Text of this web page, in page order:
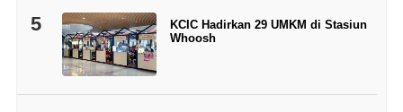
5
KCIC Hadirkan 29 UMKM di Stasiun
Whoosh